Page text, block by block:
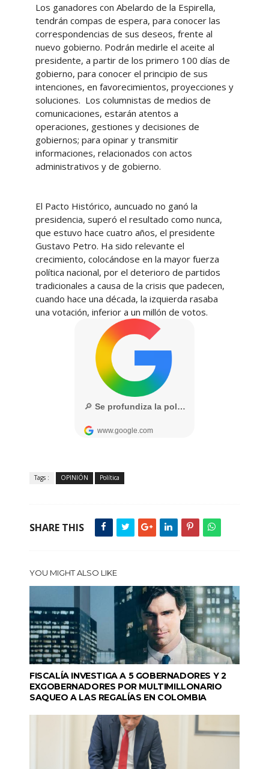
Los ganadores con Abelardo de la Espirella,
tendrán compas de espera, para conocer las
correspondencias de sus deseos, frente al
nuevo gobierno. Podrán medirle el aceite al
presidente, a partir de los primero 100 días de
gobierno, para conocer el principio de sus
intenciones, en favorecimientos, proyecciones y
soluciones. Los columnistas de medios de
comunicaciones, estarán atentos a
operaciones, gestiones y decisiones de
gobiernos; para opinar y transmitir
informaciones, relacionados con actos
administrativos y de gobierno.
El Pacto Histórico, auncuado no ganó la
presidencia, superó el resultado como nunca,
que estuvo hace cuatro años, el presidente
Gustavo Petro. Ha sido relevante el
crecimiento, colocándose en la mayor fuerza
política nacional, por el deterioro de partidos
tradicionales a causa de la crisis que padecen,
cuando hace una década, la izquierda rasaba
una votación, inferior a un millón de votos.
Tags : OPINIÓN Política
SHARE THIS
YOU MIGHT ALSO LIKE
FISCALÍA INVESTIGA A 5 GOBERNADORES Y 2
EXGOBERNADORES POR MULTIMILLONARIO
SAQUEO A LAS REGALÍAS EN COLOMBIA